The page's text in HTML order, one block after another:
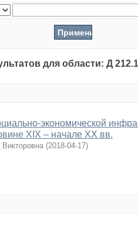
для области: Д
экономической
XIX – начале ХХ вв.
(2018-04-17)